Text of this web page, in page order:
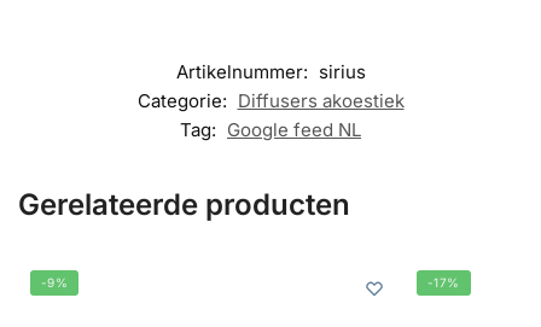
Artikelnummer: sirius
Categorie: Diffusers akoestiek
Tag: Google feed NL
Gerelateerde producten
-9% -17%